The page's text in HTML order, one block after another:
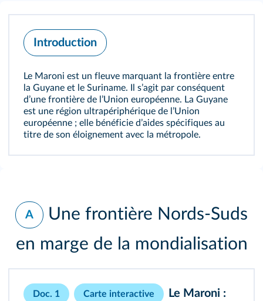
Introduction
Le Maroni est un fleuve marquant la frontière entre
la Guyane et le Suriname. Il sʼagit par conséquent
dʼune frontière de lʼUnion européenne. La Guyane
est une région ultrapériphérique de lʼUnion
européenne ; elle bénéficie dʼaides spécifiques au
titre de son éloignement avec la métropole.
A
Une frontière Nords-Suds
en marge de la mondialisation
Doc. 1 Carte interactive
Le Maroni :